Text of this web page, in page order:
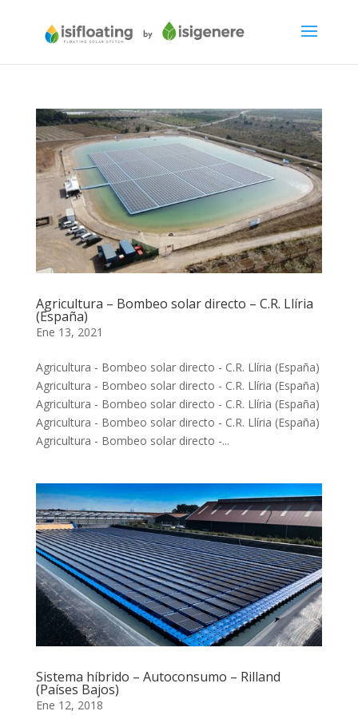
Agricultura – Bombeo solar directo – C.R. Llíria
(España)
Ene 13, 2021
Agricultura - Bombeo solar directo - C.R. Llíria (España)
Agricultura - Bombeo solar directo - C.R. Llíria (España)
Agricultura - Bombeo solar directo - C.R. Llíria (España)
Agricultura - Bombeo solar directo - C.R. Llíria (España)
Agricultura - Bombeo solar directo -...
Sistema híbrido – Autoconsumo – Rilland
(Países Bajos)
Ene 12, 2018